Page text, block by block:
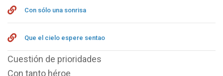
Con sólo una sonrisa
Que el cielo espere sentao
Cuestión de prioridades
Con tanto héroe